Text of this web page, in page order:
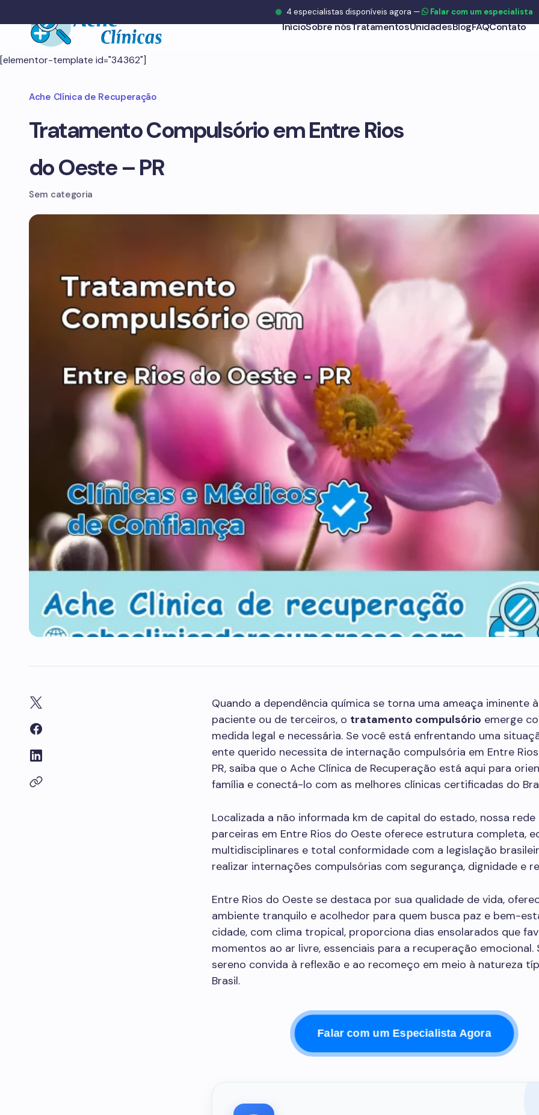
InícioSobre nósTratamentosUnidadesBlogFAQContato
[elementor-template id="34362"]
Ache Clínica de Recuperação
Tratamento Compulsório em Entre Rios
do Oeste – PR
Sem categoria
Quando a dependência química se torna uma ameaça iminente
paciente ou de terceiros, o tratamento compulsório emerge
medida legal e necessária. Se você está enfrentando uma
ente querido necessita de internação compulsória em Entre
PR, saiba que o Ache Clínica de Recuperação está aqui para
família e conectá-lo com as melhores clínicas certificadas do
Localizada a não informada km de capital do estado, nossa rede
parceiras em Entre Rios do Oeste oferece estrutura completa,
multidisciplinares e total conformidade com a legislação
realizar internações compulsórias com segurança, dignidade e
Entre Rios do Oeste se destaca por sua qualidade de vida,
ambiente tranquilo e acolhedor para quem busca paz e bem-
cidade, com clima tropical, proporciona dias ensolarados que
momentos ao ar livre, essenciais para a recuperação emocional.
sereno convida à reflexão e ao recomeço em meio à natureza
Brasil.
Falar com um Especialista Agora
4 especialistas disponíveis agora — Falar com um especialista